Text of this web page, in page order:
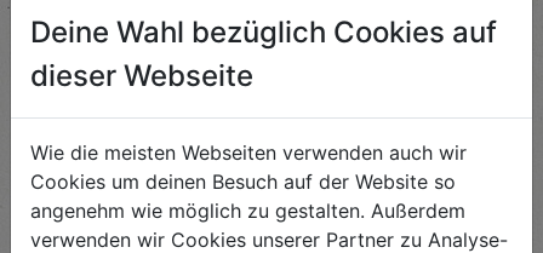
Herzhafte Frischkäse
Muffins
leicht
ANSEHEN
Deine Wahl bezüglich Cookies auf
dieser Webseite
Wie die meisten Webseiten verwenden auch wir
Cookies um deinen Besuch auf der Website so
angenehm wie möglich zu gestalten. Außerdem
verwenden wir Cookies unserer Partner zu Analyse-